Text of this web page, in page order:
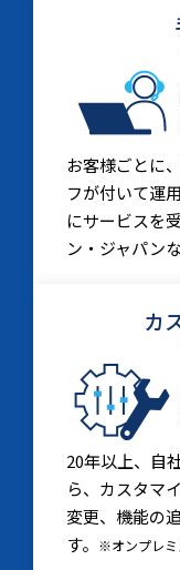
お客様ごとに
フが付いて運
にサービスを
ン・ジャパン
カ
20年以上、自
ら、カスタマ
変更、機能の
す。 ※オンプレミ